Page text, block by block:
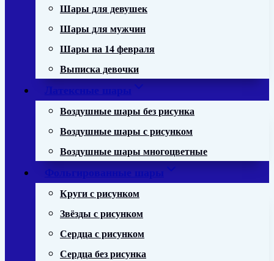
Шары для девушек
Шары для мужчин
Шары на 14 февраля
Выписка девочки
Латексные шары
Воздушные шары без рисунка
Воздушные шары с рисунком
Воздушные шары многоцветные
Фольгированные шары
Круги с рисунком
Звёзды с рисунком
Сердца с рисунком
Сердца без рисунка